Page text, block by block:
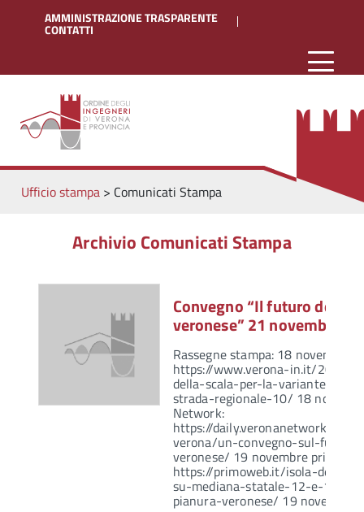
AMMINISTRAZIONE TRASPARENTE
CONTATTI
Ufficio stampa> Comunicati Stampa
Archivio Comunicati Stampa
Convegno “Il futuro della
veronese” 21 novembre
Rassegne stampa: 18 novembre
https://www.verona-in.it/2019/
della-scala-per-la-variante-
strada-regionale-10/ 18
Network:
https://daily.veronanetwork.it/
verona/un-convegno-sul-
veronese/ 19 novembre primo
https://primoweb.it/isola-della-
su-mediana-statale-12-e-10-
pianura-veronese/ 19 novembre